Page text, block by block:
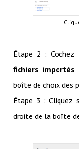
Étape 2 :
fichiers
boîte de choix des
Étape 3 : Cliquez
droite de la boîte